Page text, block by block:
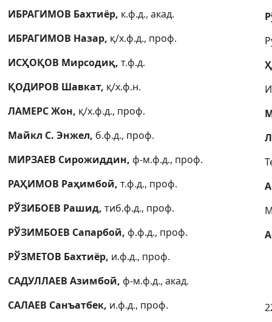
ИБРАГИМОВ Бахтиёр, к.ф.д., акад.
ИБРАГИМОВ Назар, қ/х.ф.д., проф.
ИСҲОҚОВ Мирсодиқ, т.ф.д.
ҚОДИРОВ Шавкат, қ/х.ф.н.
ЛАМЕРС Жон, қ/х.ф.д., проф.
Майкл С. Энжел, б.ф.д., проф.
МИРЗАЕВ Сирожиддин, ф-м.ф.д., проф.
РАҲИМОВ Раҳимбой, т.ф.д., проф.
РЎЗИБОЕВ Рашид, тиб.ф.д., проф.
РЎЗИМБОЕВ Сапарбой, ф.ф.д., проф.
РЎЗМЕТОВ Бахтиёр, и.ф.д., проф.
САДУЛЛАЕВ Азимбой, ф-м.ф.д., акад.
САЛАЕВ Санъатбек, и.ф.д., проф.